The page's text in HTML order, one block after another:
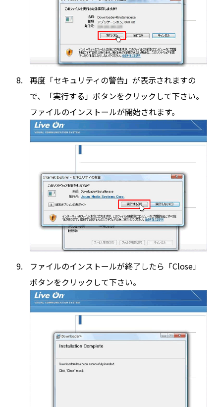
再度「セキュリティの警告」が表示されますの
で、「実行する」ボタンをクリックして下さい。
ファイルのインストールが開始されます。
ファイルのインストールが終了したら「Close」
ボタンをクリックして下さい。